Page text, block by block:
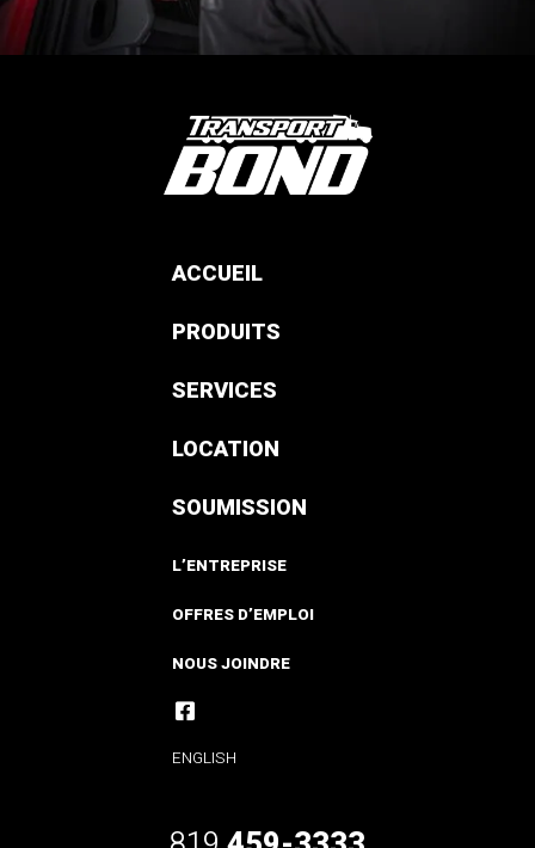
ACCUEIL
PRODUITS
SERVICES
LOCATION
SOUMISSION
L’ENTREPRISE
OFFRES D’EMPLOI
NOUS JOINDRE
ENGLISH